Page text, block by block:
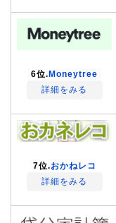
6位. Moneytree
詳細をみる
7位.おかねレコ
詳細をみる